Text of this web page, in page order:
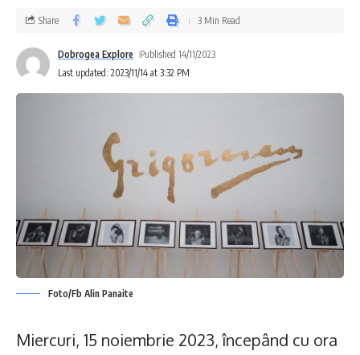
Last updated: 2023/11/14 at 3:32 PM
Dobrogea Explore Published 14/11/2023
Share 3 Min Read
Foto/Fb Alin Panaite
Miercuri, 15 noiembrie 2023, începând cu ora